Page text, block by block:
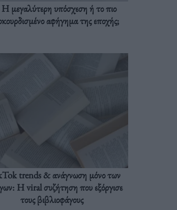
μεγαλύτερη υπόσχεση ή το πιο
αφήγημα της εποχής;
trends & ανάγνωση μόνο των
Η viral συζήτηση που εξόργισε
τους βιβλιοφάγους